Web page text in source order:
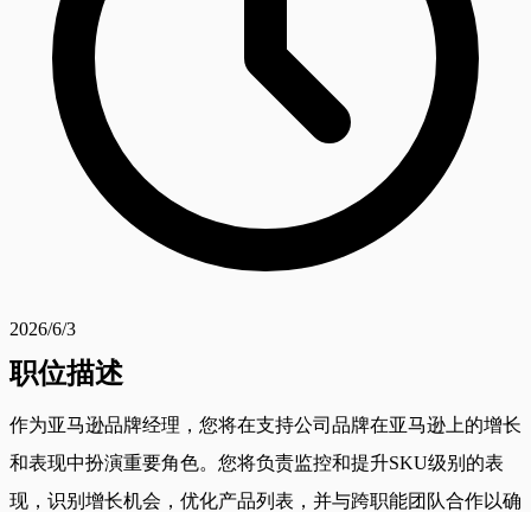
2026/6/3
职位描述
作为亚马逊品牌经理，您将在支持公司品牌在亚马逊上的增长
和表现中扮演重要角色。您将负责监控和提升SKU级别的表
现，识别增长机会，优化产品列表，并与跨职能团队合作以确